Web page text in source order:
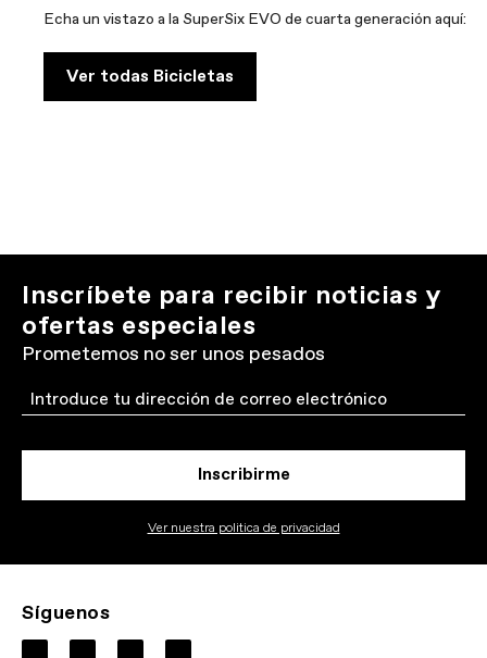
Echa un vistazo a la SuperSix EVO de cuarta generación aquí:
Ver todas Bicicletas
Inscríbete para recibir noticias y
ofertas especiales
Prometemos no ser unos pesados
Email
Inscribirme
Ver nuestra politica de privacidad
Síguenos